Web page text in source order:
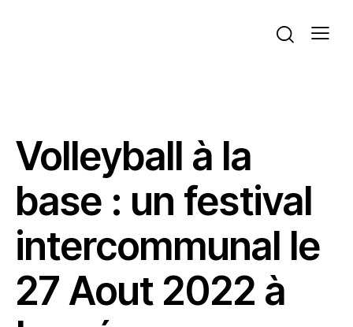
Volleyball à la
base : un festival
intercommunal le
27 Aout 2022 à